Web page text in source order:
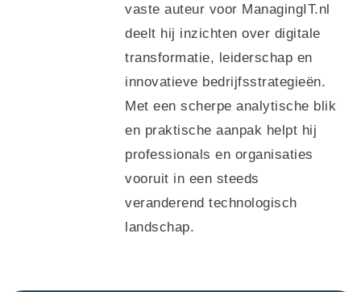
vaste auteur voor ManagingIT.nl
deelt hij inzichten over digitale
transformatie, leiderschap en
innovatieve bedrijfsstrategieën.
Met een scherpe analytische blik
en praktische aanpak helpt hij
professionals en organisaties
vooruit in een steeds
veranderend technologisch
landschap.